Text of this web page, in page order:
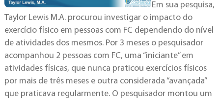
Em sua pesquisa,
Taylor Lewis M.A. procurou investigar o impacto do
exercício físico em pessoas com FC dependendo do nível
de atividades dos mesmos. Por 3 meses o pesquisador
acompanhou 2 pessoas com FC, uma “iniciante” em
atividades físicas, que nunca praticou exercícios físicos
por mais de três meses e outra considerada “avançada”
que praticava regularmente. O pesquisador montou um